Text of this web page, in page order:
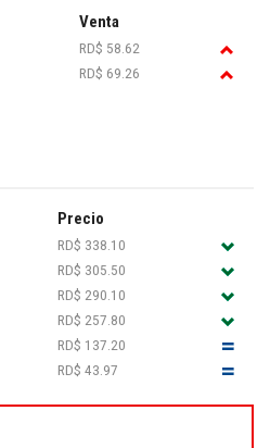
Venta
RD$ 58.62
RD$ 69.26
Precio
RD$ 338.10
RD$ 305.50
RD$ 290.10
RD$ 257.80
RD$ 137.20
RD$ 43.97